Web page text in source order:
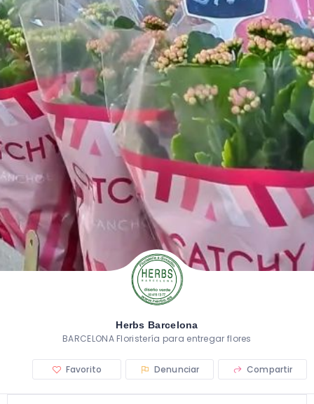
Herbs Barcelona
BARCELONA Floristería para entregar flores
Favorito Denunciar Compartir